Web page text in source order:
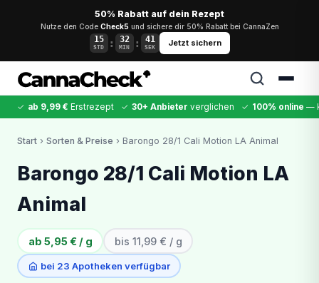
50% Rabatt auf dein Rezept
Nutze den Code Check5und sichere dir 50% Rabatt bei CannaZen
15
STD : 32
MIN : 41
SEK Jetzt sichern
✓ ab 9,99 € Erstrezept ✓ 30+ Anbieter verglichen ✓ 100% online —
Cannabis Kokain Ketamin LSD CannaZen
Start › Sorten & Preise › Barongo 28/1 Cali Motion LA Animal
Barongo 28/1 Cali Motion LA
Animal
ab 5,95 € / g bis 11,99 € / g
bei 23 Apotheken verfügbar